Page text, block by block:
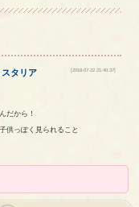
スタリア
[2018-07-22 21:40:37]
だから！
供っぽく見られること